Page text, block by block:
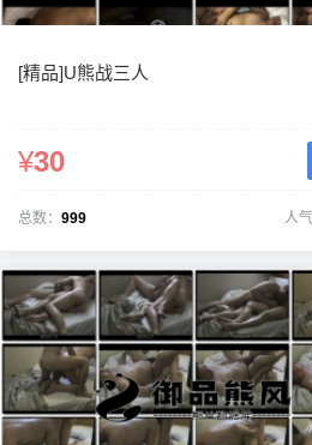
[精品]U熊战三人
¥30
总数： 999 人气